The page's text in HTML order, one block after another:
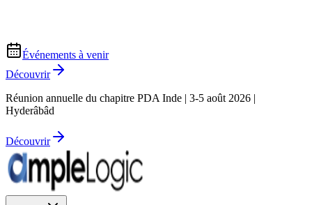
Événements à venir
Découvrir
Réunion annuelle du chapitre PDA Inde | 3-5 août 2026 |
Hyderâbâd
Découvrir